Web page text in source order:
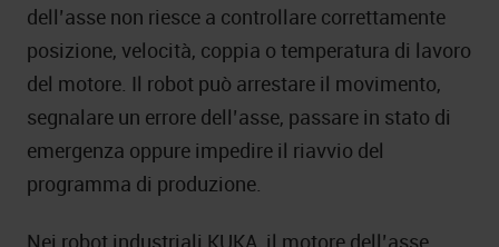
dell’asse non riesce a controllare correttamente
posizione, velocità, coppia o temperatura di lavoro
del motore. Il robot può arrestare il movimento,
segnalare un errore dell’asse, passare in stato di
emergenza oppure impedire il riavvio del
programma di produzione.